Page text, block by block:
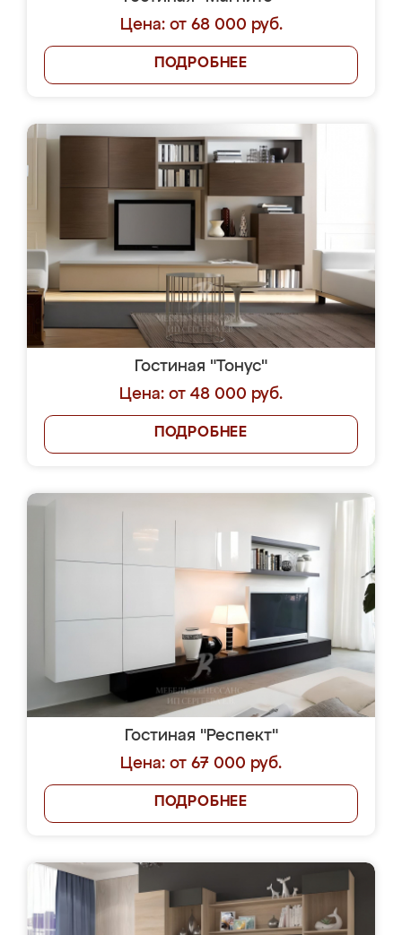
Цена: от 68 000 руб.
ПОДРОБНЕЕ
Гостиная "Тонус"
Цена: от 48 000 руб.
ПОДРОБНЕЕ
Гостиная "Респект"
Цена: от 67 000 руб.
ПОДРОБНЕЕ